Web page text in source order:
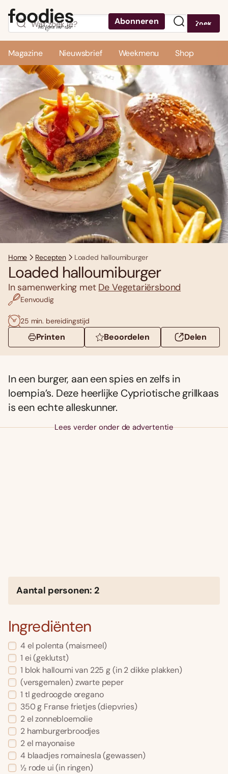
Abonneren Zoek
Magazine Nieuwsbrief Weekmenu Shop
Home Recepten Loaded halloumiburger
Loaded halloumiburger
In samenwerking met De Vegetariërsbond
Eenvoudig
25 min. bereidingstijd
Printen Beoordelen Delen
In een burger, aan een spies en zelfs in
loempia’s. Deze heerlijke Cypriotische grillkaas
is een echte alleskunner.
Lees verder onder de advertentie
Aantal personen: 2
Ingrediënten
4 el polenta (maismeel)
1 ei (geklutst)
1 blok halloumi van 225 g (in 2 dikke plakken)
(versgemalen) zwarte peper
1 tl gedroogde oregano
350 g Franse frietjes (diepvries)
2 el zonnebloemolie
2 hamburgerbroodjes
2 el mayonaise
4 blaadjes romainesla (gewassen)
½ rode ui (in ringen)